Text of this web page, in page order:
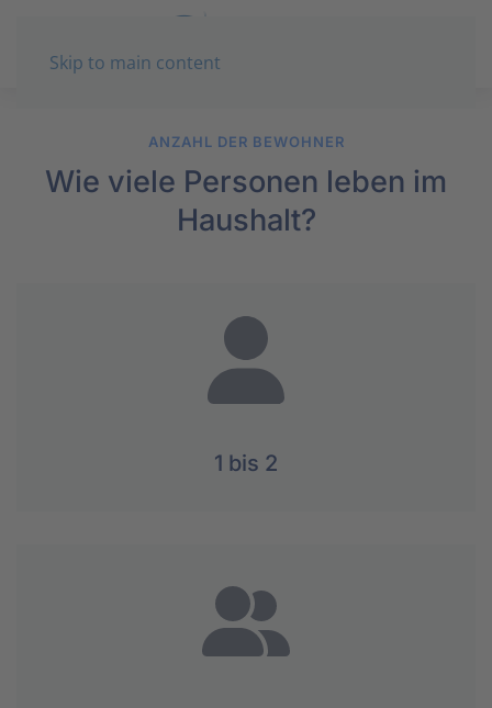
Skip to main content
ANZAHL DER BEWOHNER
Wie viele Personen leben im
Haushalt?
1 bis 2